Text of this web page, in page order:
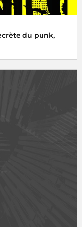
du punk,